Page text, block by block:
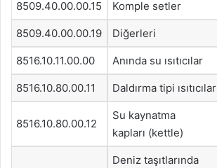
8509.40.00.00.15 Komple setler
8509.40.00.00.19 Diğerleri
8516.10.11.00.00 Anında su ısıtıcılar
8516.10.80.00.11 Daldırma tipi ısıtıcılar
8516.10.80.00.12
Su kaynatma
kapları (kettle)
Deniz taşıtlarında